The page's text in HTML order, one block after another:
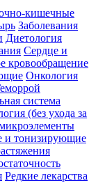
кишечные
Заболевания
Диетология
Сердце и
кровообращение
Онкология
система
(без ухода за
тонизирующие
Редкие лекарства